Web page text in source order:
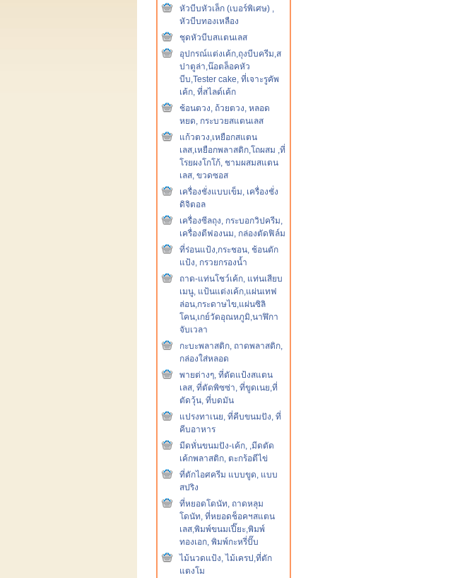
หัวบีบหัวเล็ก (เบอร์พิเศษ) ,
หัวบีบทองเหลือง
ชุดหัวบีบสแตนเลส
อุปกรณ์แต่งเค้ก,ถุงบีบครีม,ส
ปาตูล่า,น๊อตล็อคหัว
บีบ,Tester cake, ที่เจาะรูคัพ
เค้ก, ที่สไลด์เค้ก
ช้อนตวง, ถ้วยตวง, หลอด
หยด, กระบวยสแตนเลส
แก้วตวง,เหยือกสแตน
เลส,เหยือกพลาสติก,โถผสม ,ที่
โรยผงโกโก้, ชามผสมสแตน
เลส, ขวดซอส
เครื่องชั่งแบบเข็ม, เครื่องชั่ง
ดิจิตอล
เครื่องซีลถุง, กระบอกวิปครีม,
เครื่องตีฟองนม, กล่องตัดฟิล์ม
ที่ร่อนแป้ง,กระชอน, ช้อนตัก
แป้ง, กรวยกรองน้ำ
ถาด-แท่นโชว์เค้ก, แท่นเสียบ
เมนู, แป้นแต่งเค้ก,แผ่นเทฟ
ล่อน,กระดาษไข,แผ่นซิลิ
โคน,เกย์วัดอุณหภูมิ,นาฬิกา
จับเวลา
กะบะพลาสติก, ถาดพลาสติก,
กล่องใส่หลอด
พายต่างๆ, ที่ตัดแป้งสแตน
เลส, ที่ตัดพิซซ่า, ที่ขูดเนย,ที่
ตัดวุ้น, ที่บดมัน
แปรงทาเนย, ที่คีบขนมปัง, ที่
คีบอาหาร
มีดหั่นขนมปัง-เค้ก, ,มีดตัด
เค้กพลาสติก, ตะกร้อตีไข่
ที่ตักไอศครีม แบบขูด, แบบ
สปริง
ที่หยอดโดนัท, ถาดหลุม
โดนัท, ที่หยอดช็อคฯสแตน
เลส,พิมพ์ขนมเปี๊ยะ,พิมพ์
ทองเอก, พิมพ์กะหรี่ปั๊บ
ไม้นวดแป้ง, ไม้เครป,ที่ตัก
แตงโม